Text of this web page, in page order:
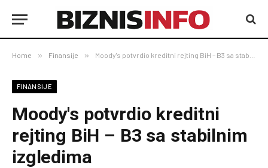
Home » Finansije » Moody's potvrdio kreditni rejting BiH – B3 sa stabilnim izgledima
FINANSIJE
Moody's potvrdio kreditni
rejting BiH – B3 sa stabilnim
izgledima